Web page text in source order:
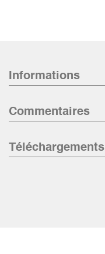
Informations
Commentaires
Téléchargements